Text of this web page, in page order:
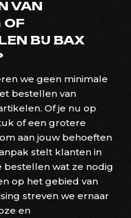
VAN
OF
BIJ BAX
we geen minimale
bestellen van
Of je nu op
of een grotere
aan jouw behoeften
stelt klanten in
bestellen wat ze nodig
op het gebied van
streven we ernaar
en